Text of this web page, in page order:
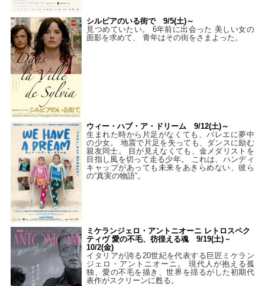
シルビアのいる街で 9/5(土)～
見つめていたい。 6年前に出会った 美しい女の
面影を求めて、 青年はその街をさまよった。
ウィー・ハブ・ア・ドリーム 9/12(土)～
生まれた時から片足がなくても、バレエに夢中
の少女。 地震で片足を失っても、ダンスに励む
親友同士。 目が見えなくても、金メダリストを
目指し風を切って走る少年。 これは、ハンディ
キャップがあっても未来をあきらめない、彼ら
の“真実の物語”。
ミケランジェロ・アントニオーニ レトロスペク
ティヴ 愛の不毛、彷徨える魂 9/19(土)－
10/2(金)
イタリアが誇る20世紀を代表する巨匠ミケラン
ジェロ・アントニオーニ。 現代人が抱える孤
独、愛の不毛を描き、世界を揺るがした初期代
表作がスクリーンに甦る。